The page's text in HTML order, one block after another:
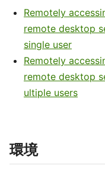
Remotely
remote desktop
single user
Remotely
remote desktop
ultiple users
環境